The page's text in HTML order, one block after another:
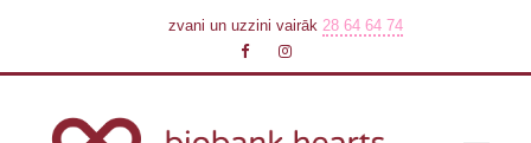
zvani un uzzini vairāk 28 64 64 74